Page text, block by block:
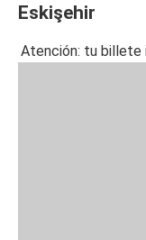
Eskişehir
Atención: tu billete